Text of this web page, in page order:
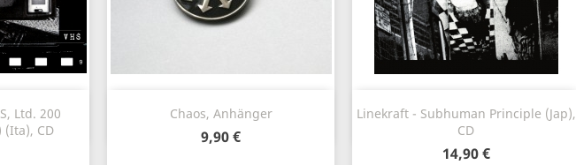
Ltd. 200
CD
Chaos, Anhänger
9,90 €
 Vorschau
Linekraft - Subhuman Principle (Jap),
CD
14,90 €
Vorschau